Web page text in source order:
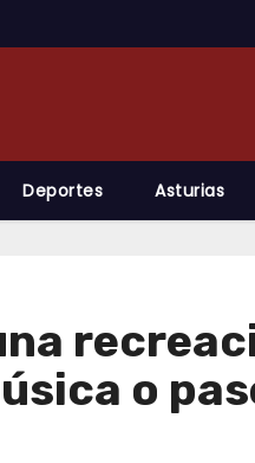
Deportes Asturias
o